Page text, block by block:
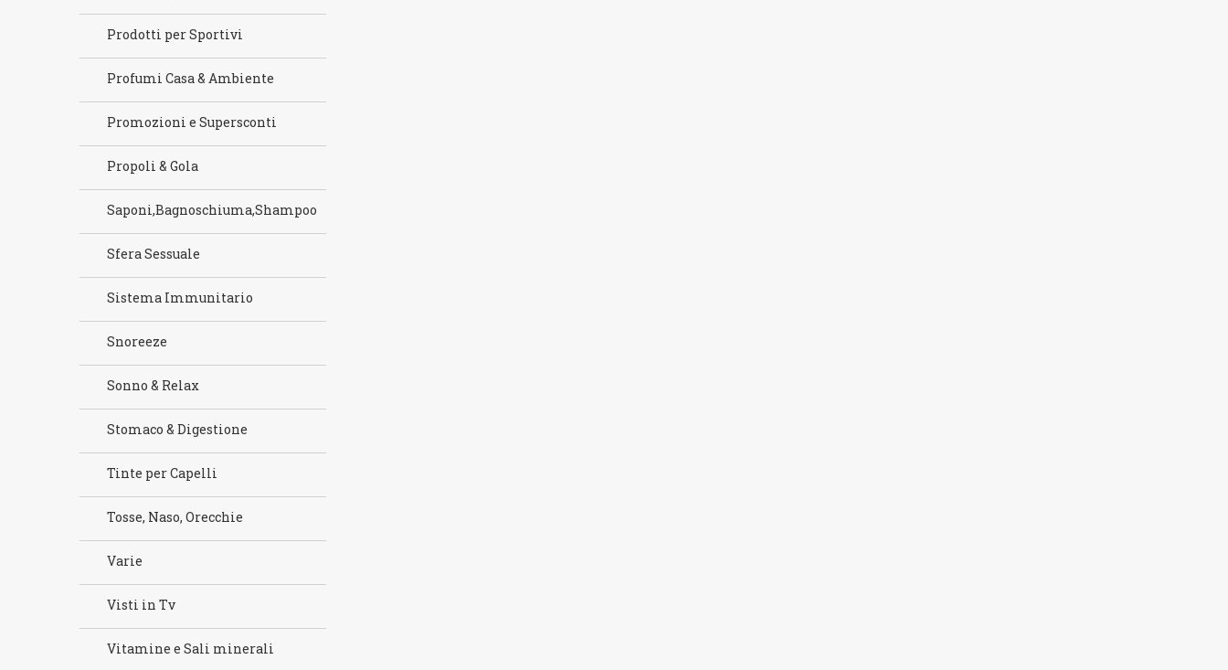
Prodotti per Sportivi
Profumi Casa & Ambiente
Promozioni e Supersconti
Propoli & Gola
Saponi,Bagnoschiuma,Shampoo
Sfera Sessuale
Sistema Immunitario
Snoreeze
Sonno & Relax
Stomaco & Digestione
Tinte per Capelli
Tosse, Naso, Orecchie
Varie
Visti in Tv
Vitamine e Sali minerali